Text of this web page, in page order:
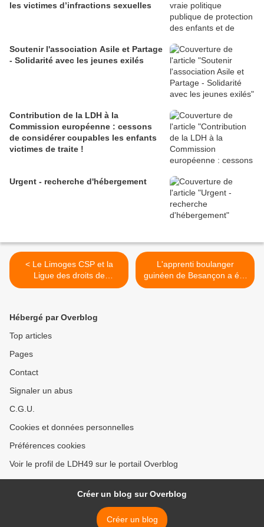
les victimes d’infractions sexuelles
Soutenir l'association Asile et Partage
- Solidarité avec les jeunes exilés
Contribution de la LDH à la
Commission européenne : cessons
de considérer coupables les enfants
victimes de traite !
Urgent - recherche d'hébergement
< Le Limoges CSP et la
Ligue des droits de
l’Homme, ensemble contre
L'apprenti boulanger
guinéen de Besançon a été
régularisé, une belle victoire
Hébergé par Overblog
Top articles
Pages
Contact
Signaler un abus
C.G.U.
Cookies et données personnelles
Préférences cookies
Voir le profil de LDH49 sur le portail Overblog
Créer un blog sur Overblog
Créer un blog